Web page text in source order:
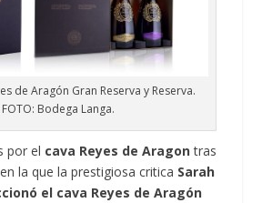
de Aragón Gran Reserva y Reserva.
FOTO: Bodega Langa.
por el cava Reyes de Aragontras
la que la prestigiosa critica Sarah
el cava Reyes de Aragón